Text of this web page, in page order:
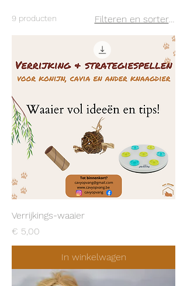
9 producten Filteren en sorteren
Verrijkings-waaier
Prijs
€ 5,00
In winkelwagen